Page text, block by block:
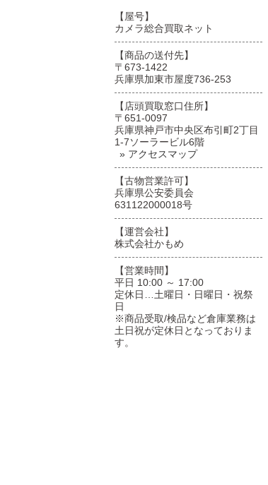
【屋号】
カメラ総合買取ネット
【商品の送付先】
〒673-1422
兵庫県加東市屋度736-253
【店頭買取窓口住所】
〒651-0097
兵庫県神戸市中央区布引町2丁目
1-7ソーラービル6階
» アクセスマップ
【古物営業許可】
兵庫県公安委員会
631122000018号
【運営会社】
株式会社かもめ
【営業時間】
平日 10:00 ～ 17:00
定休日…土曜日・日曜日・祝祭
日
※商品受取/検品など倉庫業務は
土日祝が定休日となっておりま
す。